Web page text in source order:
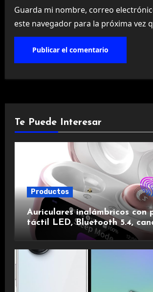
Guarda mi nombre, correo
este navegador para la próxima vez
Te Puede Interesar
Productos
Auriculares inalámbricos con
táctil LED, Bluetooth 5.4,
de ruido, impermeables y de
duración.